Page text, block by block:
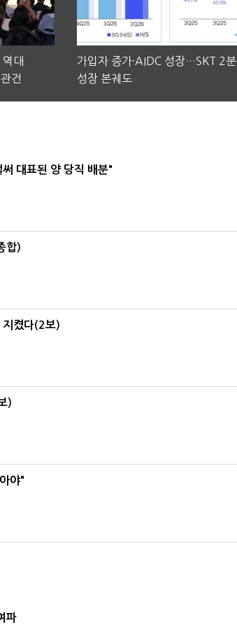
대
건
가입자 증가·AIDC 성장…SKT 2
성장 본궤도
대표된 양 당직 배분"
합)
켰다(2보)
)
야"
파